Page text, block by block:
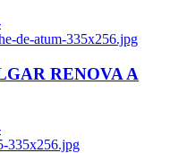
de-atum-335x256.jpg
RENOVA A
335x256.jpg